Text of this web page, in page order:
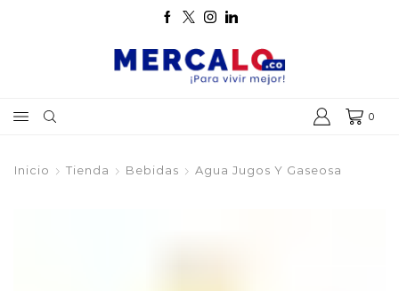
0
Inicio Tienda Bebidas Agua Jugos Y Gaseosa